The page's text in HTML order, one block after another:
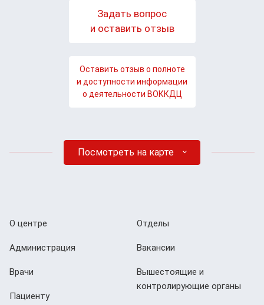
Задать вопрос
и оставить отзыв
Оставить отзыв о полноте
и доступности информации
о деятельности ВОККДЦ
Посмотреть на карте
О центре
Администрация
Врачи
Пациенту
Отделы
Вакансии
Вышестоящие и
контролирующие органы